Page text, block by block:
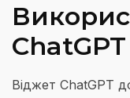
Віджет ChatGPT